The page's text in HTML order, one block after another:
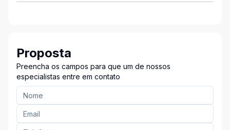
Proposta
Preencha os campos para que um de nossos
especialistas entre em contato